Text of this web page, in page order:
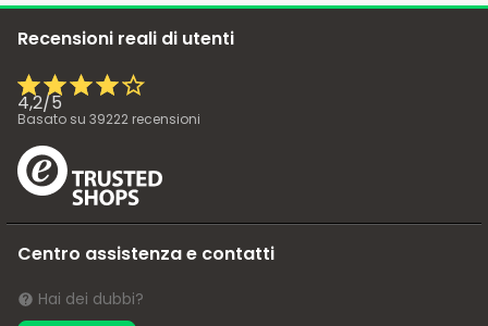
Recensioni reali di utenti
4,2/5
Basato su 39222 recensioni
Centro assistenza e contatti
Hai dei dubbi?